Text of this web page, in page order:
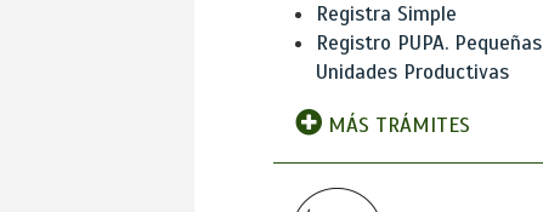
Registra Simple
Registro PUPA. Pequeñas
Unidades Productivas
MÁS TRÁMITES